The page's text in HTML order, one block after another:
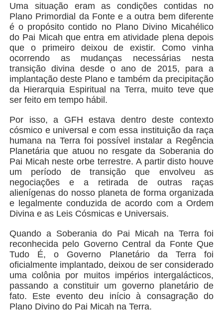
Uma situação eram as condições contidas no
Plano Primordial da Fonte e a outra bem diferente
é o propósito contido no Plano Divino Micahélico
do Pai Micah que entra em atividade plena depois
que o primeiro deixou de existir. Como vinha
ocorrendo as mudanças necessárias nesta
transição divina desde o ano de 2015, para a
implantação deste Plano e também da precipitação
da Hierarquia Espiritual na Terra, muito teve que
ser feito em tempo hábil.
Por isso, a GFH estava dentro deste contexto
cósmico e universal e com essa instituição da raça
humana na Terra foi possível instalar a Regência
Planetária que atuou no resgate da Soberania do
Pai Micah neste orbe terrestre. A partir disto houve
um período de transição que envolveu as
negociações e a retirada de outras raças
alienígenas do nosso planeta de forma organizada
e legalmente conduzida de acordo com a Ordem
Divina e as Leis Cósmicas e Universais.
Quando a Soberania do Pai Micah na Terra foi
reconhecida pelo Governo Central da Fonte Que
Tudo É, o Governo Planetário da Terra foi
oficialmente implantado, deixou de ser considerado
uma colônia por muitos impérios intergalácticos,
passando a constituir um governo planetário de
fato. Este evento deu início à consagração do
Plano Divino do Pai Micah na Terra.